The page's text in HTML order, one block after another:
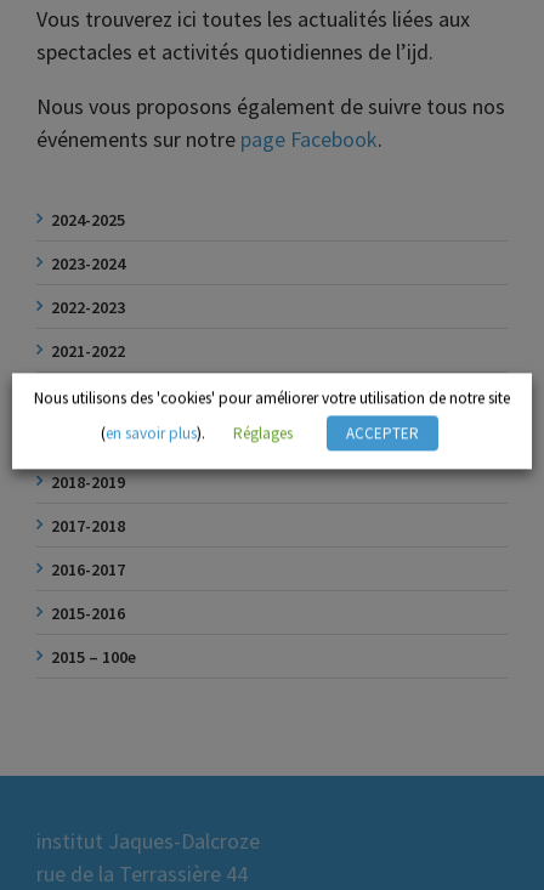
Vous trouverez ici toutes les actualités liées aux
spectacles et activités quotidiennes de l’ijd.
Nous vous proposons également de suivre tous nos
événements sur notre page Facebook.
2024-2025
2023-2024
2022-2023
2021-2022
2020-2021
2019-2020
2018-2019
2017-2018
2016-2017
2015-2016
2015 – 100e
institut Jaques-Dalcroze
rue de la Terrassière 44
Nous utilisons des 'cookies' pour améliorer votre utilisation de notre site
(en savoir plus). Réglages ACCEPTER